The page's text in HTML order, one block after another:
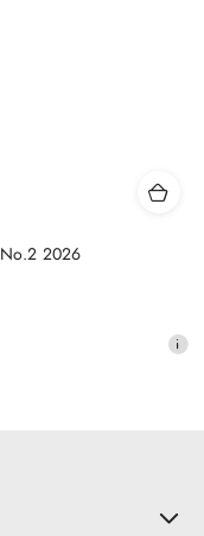
2026